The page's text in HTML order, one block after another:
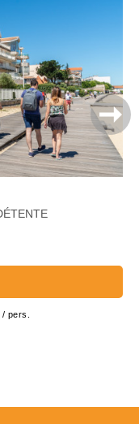
pers.